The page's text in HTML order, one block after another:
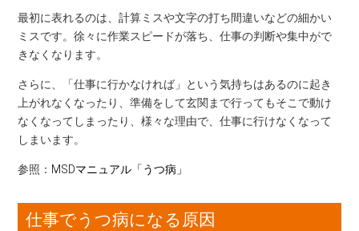
最初に表れるのは、計算ミスや文字の打ち間違いなどの細かい
ミスです。徐々に作業スピードが落ち、仕事の判断や集中がで
きなくなります。
さらに、「仕事に行かなければ」という気持ちはあるのに起き
上がれなくなったり、準備をして玄関まで行ってもそこで動け
なくなってしまったり、様々な理由で、仕事に行けなくなって
しまいます。
参照： MSDマニュアル「うつ病」
仕事でうつ病になる原因